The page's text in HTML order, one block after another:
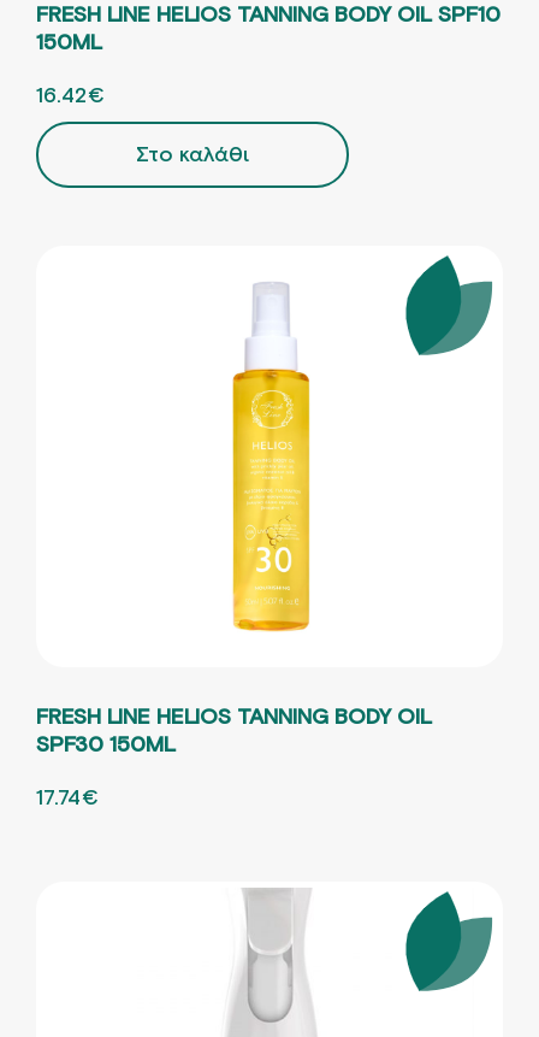
FRESH LINE HELIOS TANNING BODY OIL SPF10
150ML
ORIGINAL PRICE WAS: 25.26€.
16.42€
Στο καλάθι
FRESH LINE HELIOS TANNING BODY OIL
SPF30 150ML
ORIGINAL PRICE WAS: 27.29€.
17.74€